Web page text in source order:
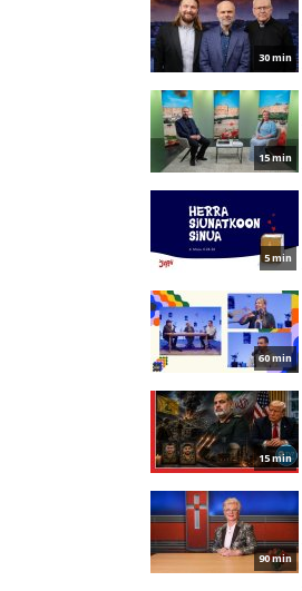
30 min
15 min
5 min
60 min
15 min
90 min